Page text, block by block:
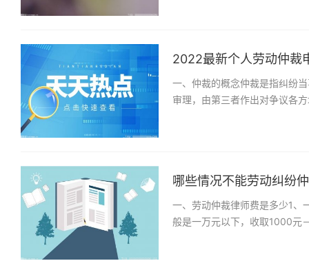
2022最新个人劳动仲裁
一、仲裁的概念仲裁是指纠纷
审理，由第三者作出对争议各
哪些情况不能劳动纠纷
一、劳动仲裁律师费是多少1、
般是一万元以下，收取1000元